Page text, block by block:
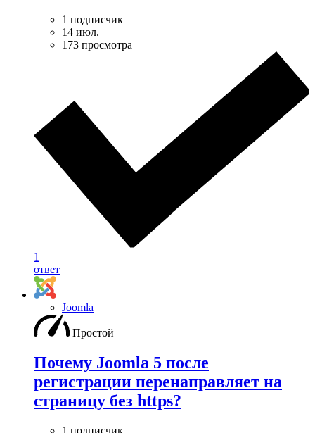
1 подписчик
14 июл.
173 просмотра
1
ответ
Joomla
Простой
Почему Joomla 5 после
регистрации перенаправляет на
страницу без https?
1 подписчик